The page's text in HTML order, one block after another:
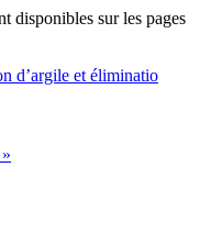
disponibles sur les pages
d’argile et éliminatio